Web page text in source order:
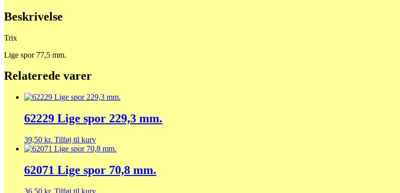
Beskrivelse
Trix
Lige spor 77,5 mm.
Relaterede varer
62229 Lige spor 229,3 mm.
39,50 kr. Tilføj til kurv
62071 Lige spor 70,8 mm.
36,50 kr. Tilføj til kurv